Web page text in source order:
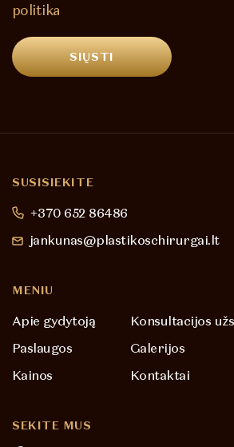
politika
SUSISIEKITE
+370 652 86486
jankunas@plastikoschirurgai.lt
MENIU
Apie gydytoją
Konsultacijos
Paslaugos
Galerijos
Kainos
Kontaktai
SEKITE MUS